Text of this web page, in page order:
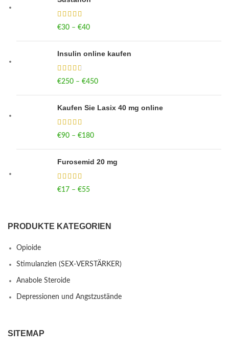
€30 – €40
Insulin online kaufen
€250 – €450
Kaufen Sie Lasix 40 mg online
€90 – €180
Furosemid 20 mg
€17 – €55
PRODUKTE KATEGORIEN
Opioide
Stimulanzien (SEX-VERSTÄRKER)
Anabole Steroide
Depressionen und Angstzustände
SITEMAP